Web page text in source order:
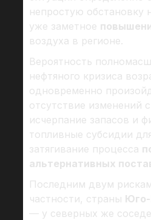
непростую обстановку
уже заметное
воздуха в регионе.
Вероятность
нефтяного кризиса
одновременно
отсутствие изменений
исчерпание запасов и
топливные субсидии
затягивание процесса
альтернативных
Последним двум
частности, страны Юго-
— у северных же